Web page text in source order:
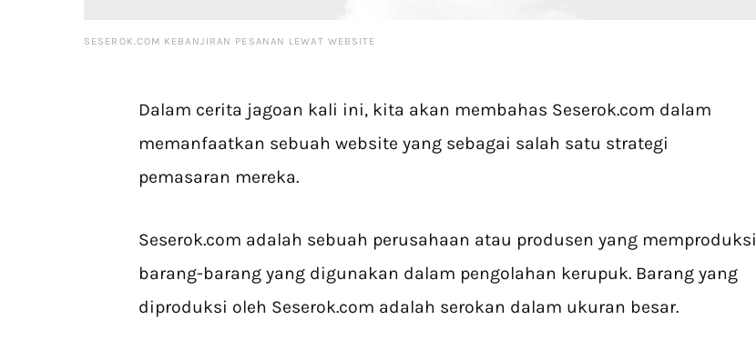
SESEROK.COM KEBANJIRAN PESANAN LEWAT WEBSITE
Dalam cerita jagoan kali ini, kita akan membahas Seserok.com dalam
memanfaatkan sebuah website yang sebagai salah satu strategi
pemasaran mereka.
Seserok.com adalah sebuah perusahaan atau produsen yang memproduksi
barang-barang yang digunakan dalam pengolahan kerupuk. Barang yang
diproduksi oleh Seserok.com adalah serokan dalam ukuran besar.